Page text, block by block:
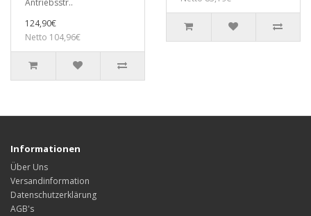
Antriebsstr..
124,90€
Netto 104,96€
Informationen
Über Uns
Versandinformation
Datenschutzerklärung
AGB's